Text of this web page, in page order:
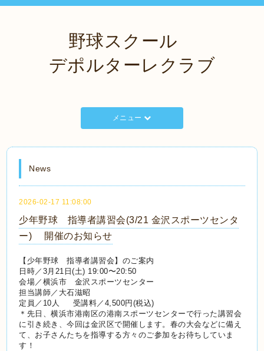
野球スクール
デポルターレクラブ
メニュー
News
2026-02-17 11:08:00
少年野球 指導者講習会(3/21 金沢スポーツセンタ
ー) 開催のお知らせ
【少年野球 指導者講習会】のご案内
日時／3月21日(土) 19:00〜20:50
会場／横浜市 金沢スポーツセンター
担当講師／大石滋昭
定員／10人 受講料／4,500円(税込)
＊先日、横浜市港南区の港南スポーツセンターで行った講習会
に引き続き、今回は金沢区で開催します。春の大会などに備え
て、 お子さんたちを指導する方々のご参加をお待ちしていま
す！